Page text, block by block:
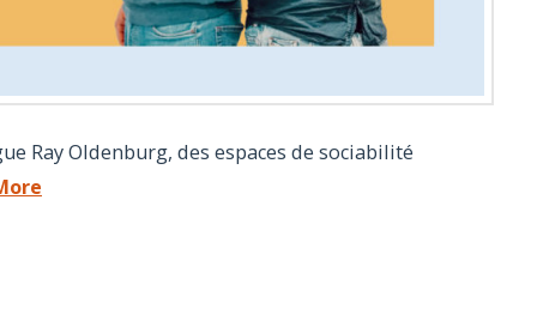
Ray Oldenburg, des espaces de sociabilité